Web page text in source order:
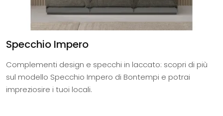
Specchio Impero
Complementi design e specchi in laccato: scopri di più
sul modello Specchio Impero di Bontempi e potrai
impreziosire i tuoi locali.